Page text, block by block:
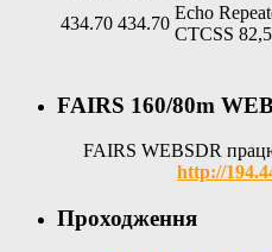
434.70 434.70
Echo
CTCSS 82,5
FAIRS 160/80m
FAIRS WEBSDR
http://
Проходження